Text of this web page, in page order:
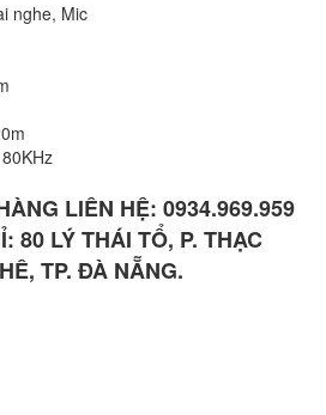
nghe, Mic
LIÊN HỆ: 0934.969.959
80 LÝ THÁI TỔ, P. THẠC
TP. ĐÀ NẴNG.